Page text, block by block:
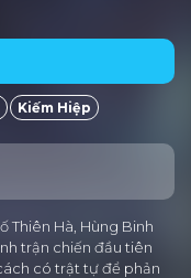
Kiếm Hiệp
Thiên Hà, Hùng Binh
trận chiến đầu tiên
có trật tự để phản